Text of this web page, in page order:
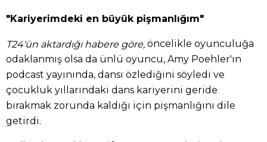
"Kariyerimdeki en büyük pişmanlığım"
T24'ün aktardığı habere göre, öncelikle oyunculuğa
odaklanmış olsa da ünlü oyuncu, Amy Poehler'ın
podcast yayınında, dansı özlediğini söyledi ve
çocukluk yıllarındaki dans kariyerini geride
bırakmak zorunda kaldığı için pişmanlığını dile
getirdi.